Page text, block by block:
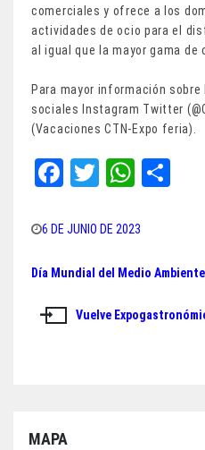
comerciales y ofrece a los
actividades de ocio para el
al igual que la mayor gama de
Para mayor información
sociales Instagram Twitter
(Vacaciones CTN-Expo feria).
Fa
bo
ok
T
tt
er
W
ts
A
pp
6 DE JUNIO DE 2023
Navegación
de
Día Mundial del Medio
Vuelve
MAPA